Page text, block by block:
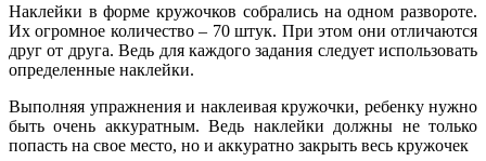
Наклейки в форме кружочков собрались на одном развороте.
Их огромное количество – 70 штук. При этом они отличаются
друг от друга. Ведь для каждого задания следует использовать
определенные наклейки.
Выполняя упражнения и наклеивая кружочки, ребенку нужно
быть очень аккуратным. Ведь наклейки должны не только
попасть на свое место, но и аккуратно закрыть весь кружочек